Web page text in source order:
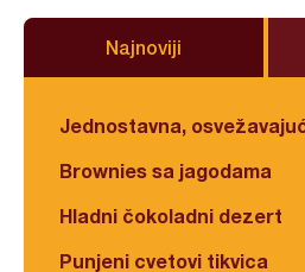
Najnoviji
Jednostavna,
Brownies sa jagodama
Hladni čokoladni dezert
Punjeni cvetovi tikvica